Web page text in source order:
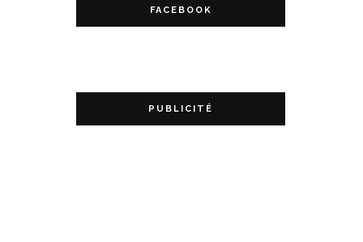
FACEBOOK
PUBLICITÉ